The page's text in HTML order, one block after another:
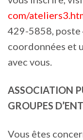
com/
429-5858, poste
coordonnées et
avec vous.
ASSOCIATION
GROUPES
Vous êtes